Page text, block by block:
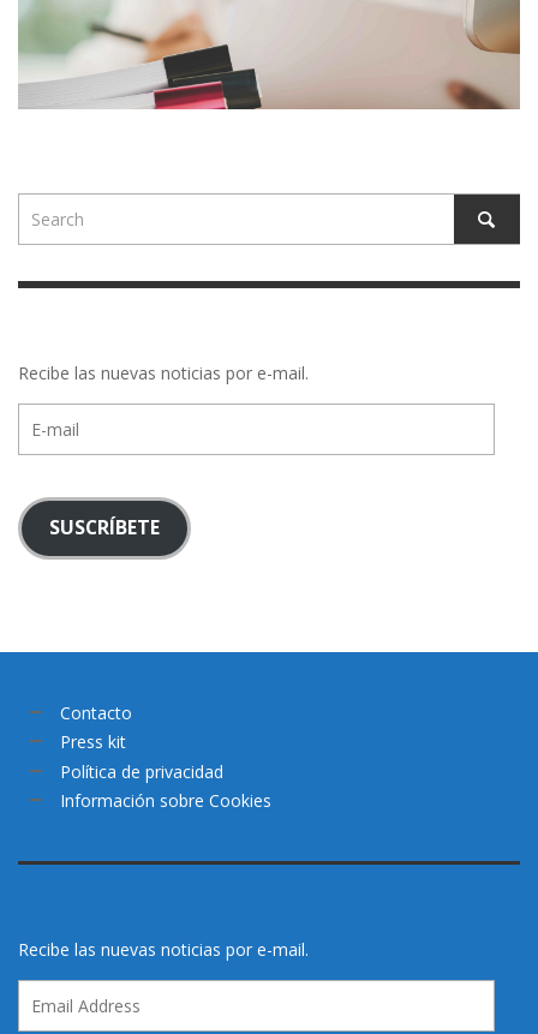
Recibe las nuevas noticias por e-mail.
mail
SUSCRÍBETE
Contacto
Press kit
Política de privacidad
Información sobre Cookies
Recibe las nuevas noticias por e-mail.
Address